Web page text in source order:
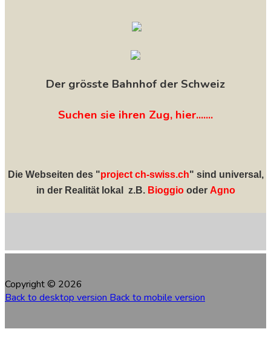
Der grösste Bahnhof der Schweiz
Suchen sie ihren Zug, hier.......
Die Webseiten des "project ch-swiss.ch" sind universal,
in der Realität lokal z.B. Bioggiooder Agno
Copyright © 2026
Back to desktop version Back to mobile version